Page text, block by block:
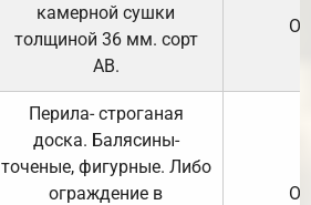
камерной сушки
толщиной 36 мм. сорт
АВ.
Перила- строганая
доска. Балясины-
точеные, фигурные. Либо
ограждение в